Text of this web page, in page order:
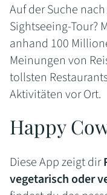
Auf der Suche
Sightseeing-Tour?
anhand 100
Meinungen von
tollsten
Aktivitäten vor Ort.
Happy
Diese App zeigt dir
vegetarisch oder